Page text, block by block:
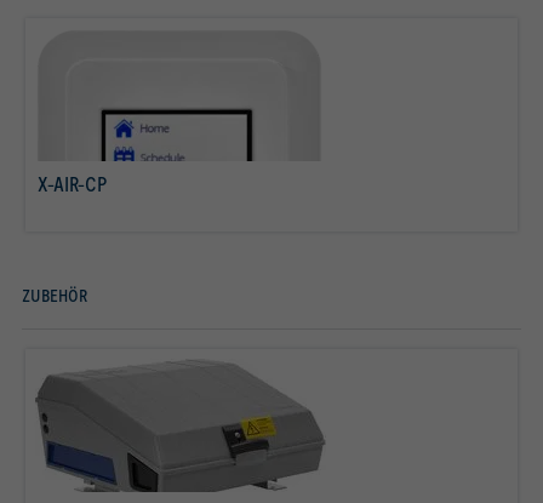
X-AIR-CP
ZUBEHÖR